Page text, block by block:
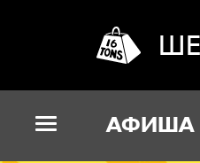
АФИША